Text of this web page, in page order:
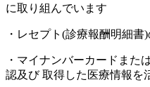
に取り組んでいます
・レセプト(診療報酬明細書
・マイナンバーカードまた
認及び 取得した医療情報を